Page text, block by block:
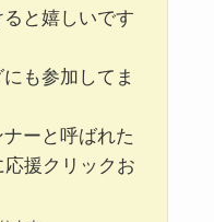
と嬉しいです
も参加してま
ーと呼ばれた
応援クリックお